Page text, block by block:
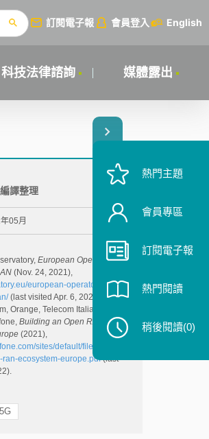
訂閱電子報 會員登入 English
科技法律諮詢 媒體露出
譯整理
05月
European Operators urge
(Nov. 24, 2021),
european-operators-urge-
(last visited Apr. 6, 2022).
Orange, Telecom Italia (TIM),
Building an Open RAN
(2021),
sites/default/files/2021-
ran-ecosystem-europe.pdf(last
5G
熱門主題
會員專區
訂閱電子報
熱門閱讀
稍後閱讀(0)